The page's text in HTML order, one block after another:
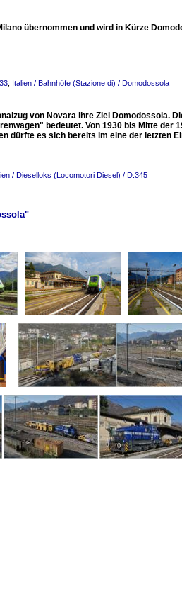
übernommen und wird in Kürze
Italien / Bahnhöfe (Stazione di) / Domodossola
von Novara ihre Ziel Domodossola.
bedeutet. Von 1930 bis Mitte der
dürfte es sich bereits im eine der letzten
/ Dieselloks (Locomotori Diesel) / D.345